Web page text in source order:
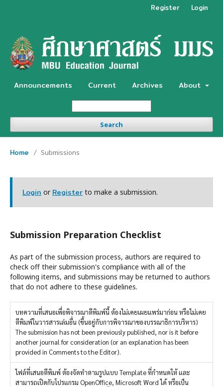
Announcements Current Archives About
Search
Register Login
Home / Submissions
Login or Register to make a submission.
Submission Preparation Checklist
As part of the submission process, authors are required to
check off their submission's compliance with all of the
following items, and submissions may be returned to authors
that do not adhere to these guidelines.
บทความที่เสนอเพื่อพิจารณาตีพิมพ์นี้ ต้องไม่เคยเผยแพร่มาก่อน หรือไม่เคย
ตีพิมพ์ในวารสารเล่มอื่น (ขึ้นอยู่กับการพิจารณาของบรรณาธิการบริหาร)
The submission has not been previously published, nor is it before
another journal for consideration (or an explanation has been
provided in Comments to the Editor).
ไฟล์ที่เสนอตีพิมพ์ ต้องจัดทำตามรูปแบบ Template ที่กำหนดให้ และ
สามารถเปิดกับโปรแกรม OpenOffice, Microsoft Word ได้ หรือเป็น